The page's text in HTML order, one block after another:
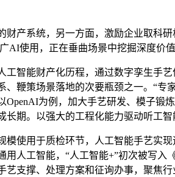
系统，另一方面，激励企业取科研
AI使用，正在垂曲场景中挖掘深度价
能财产化历程，通过数字孪生手艺
、鞭策场景落地的次要瓶颈之一。“
OpenAI为例，加大手艺研发、模子
长期。以强大的工程化能力驱动听工
用于质检环节，人工智能手艺实现
用人工智能，“人工智能+”初次被写
艺支撑、处理方案和征询办事，聚焦